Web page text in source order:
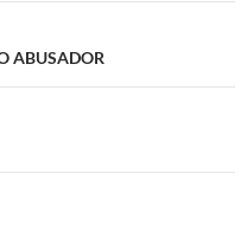
ABUSADOR